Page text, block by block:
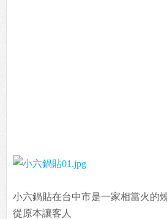
小六鍋貼在台中市是一家相當火的
從原本讓客人